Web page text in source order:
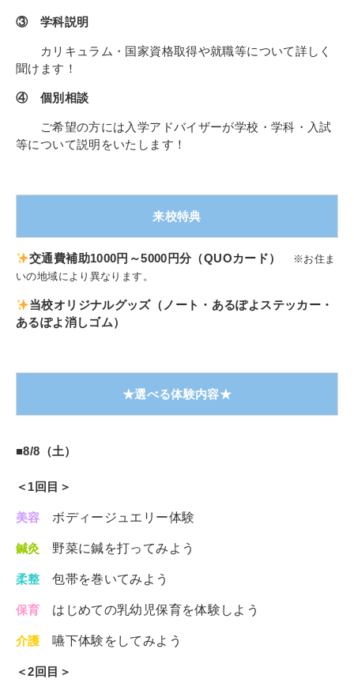
③ 学科説明
カリキュラム・国家資格取得や就職等について詳しく
聞けます！
④ 個別相談
ご希望の方には入学アドバイザーが学校・学科・入試
等について説明をいたします！
来校特典
交通費補助1000円～5000円分（QUOカード）
※お住ま
いの地域により異なります。
当校オリジナルグッズ（ノート・あるぽよステッカー・
あるぽよ消しゴム）
★選べる体験内容★
■8/8（土）
＜1回目＞
美容 ボディージュエリー体験
鍼灸 野菜に鍼を打ってみよう
柔整包帯を巻いてみよう
保育 はじめての乳幼児保育を体験しよう
介護 嚥下体験をしてみよう
＜2回目＞